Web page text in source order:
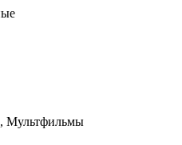
Мультфильмы